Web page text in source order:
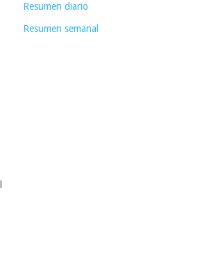
Resumen diario
Resumen semanal